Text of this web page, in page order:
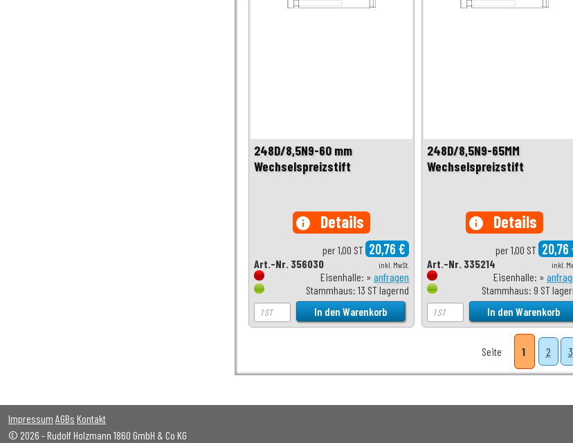
248D/8,5N9-60 mm
Wechselspreizstift
info Details
per 1,00 ST 20,76 €
inkl. MwSt.
Art.-Nr. 356030
Eisenhalle: » anfragen
Stammhaus: 13 ST lagernd
248D/8,5N9-65MM
Wechselspreizstift
info Details
per 1,00 ST 20,76
inkl.
Art.-Nr. 335214
Eisenhalle: »
Stammhaus: 9 ST
Seite 1 2 3
Impressum AGBs Kontakt
© 2026 - Rudolf Holzmann 1860 GmbH & Co KG